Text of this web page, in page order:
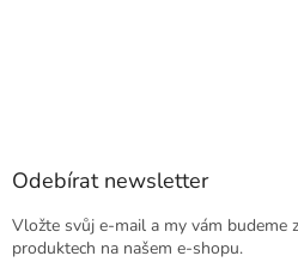
Odebírat newsletter
Vložte svůj e-mail a my vám budeme
produktech na našem e-shopu.